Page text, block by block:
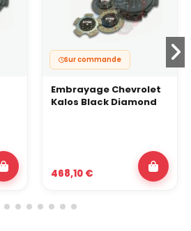
Sur commande
Embrayage Chevrolet
Kalos Black Diamond
468,10 €